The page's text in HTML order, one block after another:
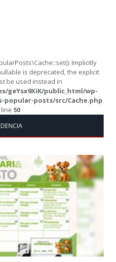
Implicitly
is deprecated, the explicit
be used instead in
geYsx9XiK/public_html/wp-
posts/src/Cache.php
50